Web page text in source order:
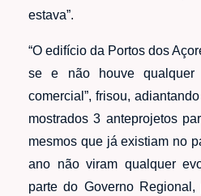
estava”.
“O edifício da Portos dos
se e não houve qualquer
comercial”, frisou,
mostrados 3 anteprojetos
mesmos que já existiam no
ano não viram qualquer
parte do Governo